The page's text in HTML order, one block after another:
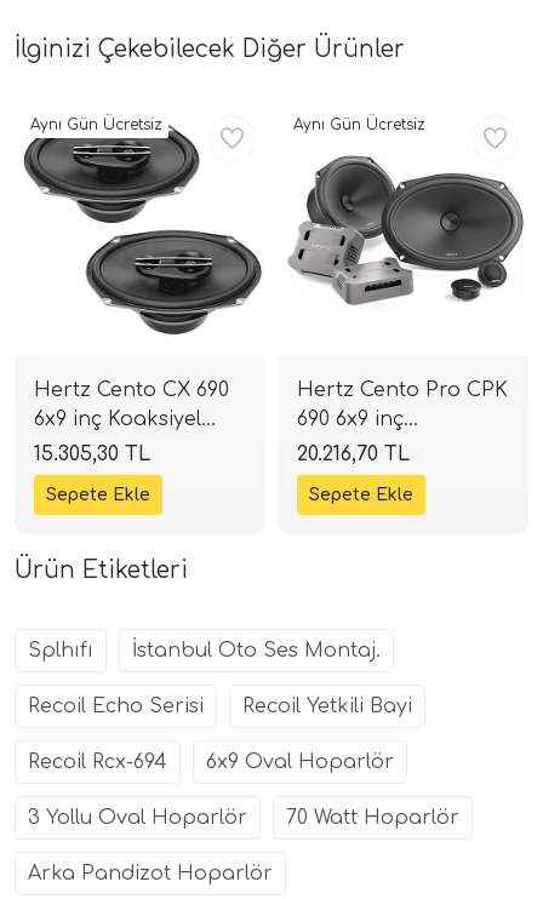
İlginizi Çekebilecek Diğer Ürünler
Hertz Cento CX 690
6x9 inç Koaksiyel
Hoparlör | 300W 4
Ohm | SPLHIFI
15.305,30 TL
Aynı Gün Ücretsiz
Hertz Cento Pro CPK
690 6x9 inç
Komponent Mid
Takımı | 360W 4
Ohm | SPLHIFI
20.216,70 TL
Aynı Gün Ücretsiz
Ürün Etiketleri
Splhıfı İstanbul Oto Ses Montaj.
Recoil Echo Serisi Recoil Yetkili Bayi
Recoil Rcx-694 6x9 Oval Hoparlör
3 Yollu Oval Hoparlör 70 Watt Hoparlör
Arka Pandizot Hoparlör